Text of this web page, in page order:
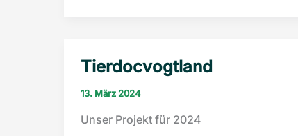
Tierdocvogtland
13. März 2024
Unser Projekt für 2024